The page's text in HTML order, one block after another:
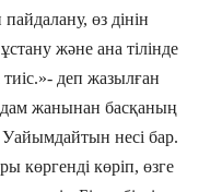
өз дінін
және ана тілінде
деп жазылған
жанынан басқаның
несі бар.
көргенді көріп, өзге